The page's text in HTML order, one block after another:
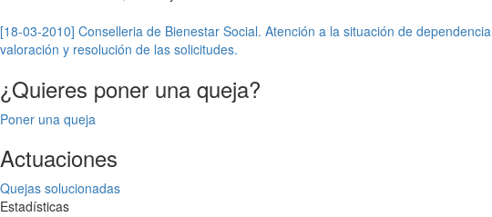
Navegación
de
entradas
[18-03-2010] Conselleria de Bienestar Social. Atención a la situación de
valoración y resolución de las solicitudes.
¿Quieres poner una queja?
Poner una queja
Actuaciones
Quejas solucionadas
Estadísticas